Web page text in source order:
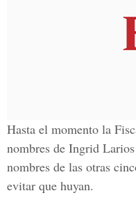
Hasta el momento la
nombres de Ingrid Larios
nombres de las otras
evitar que huyan.